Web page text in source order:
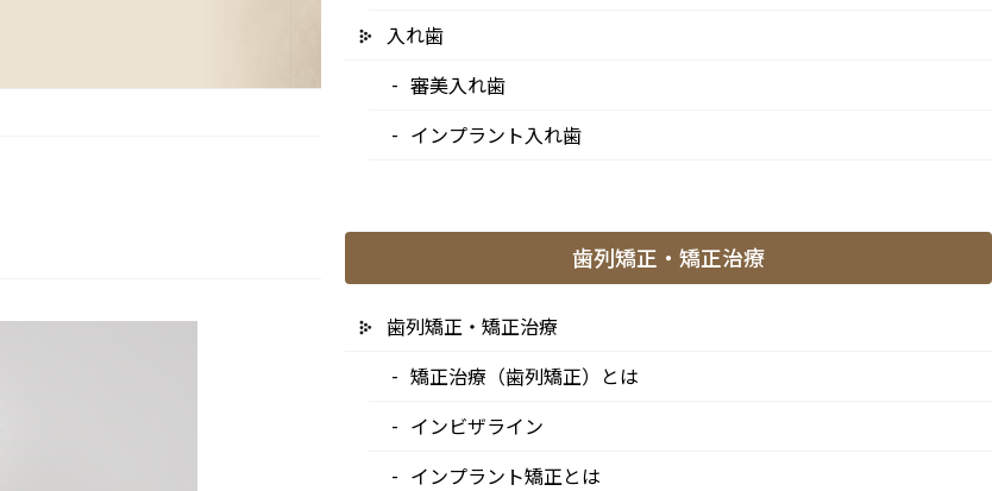
入れ歯
審美入れ歯
インプラント入れ歯
歯列矯正・矯正治療
歯列矯正・矯正治療
矯正治療（歯列矯正）とは
インビザライン
インプラント矯正とは